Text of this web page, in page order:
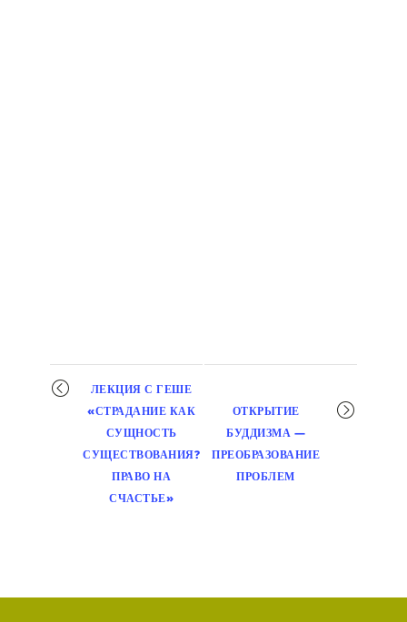
Мероприятие
навигация
ЛЕКЦИЯ С ГЕШЕ
«СТРАДАНИЕ КАК
СУЩНОСТЬ
СУЩЕСТВОВАНИЯ?
ПРАВО НА
СЧАСТЬЕ»
ОТКРЫТИЕ
БУДДИЗМА —
ПРЕОБРАЗОВАНИЕ
ПРОБЛЕМ